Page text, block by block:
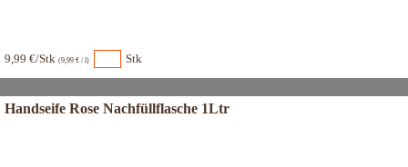
9,99 €/Stk (9,99 € / l) Stk
Handseife Rose Nachfüllflasche 1Ltr